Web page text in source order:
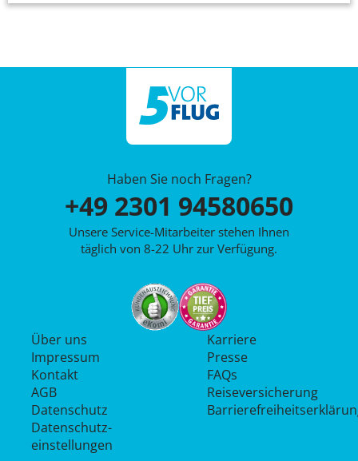
Haben Sie noch Fragen?
+49 2301 94580650
Unsere Service-Mitarbeiter stehen Ihnen
täglich von 8-22 Uhr zur Verfügung.
Über uns
Impressum
Kontakt
AGB
Datenschutz
Datenschutz­
einstellungen
Karriere
Presse
FAQs
Reiseversicherung